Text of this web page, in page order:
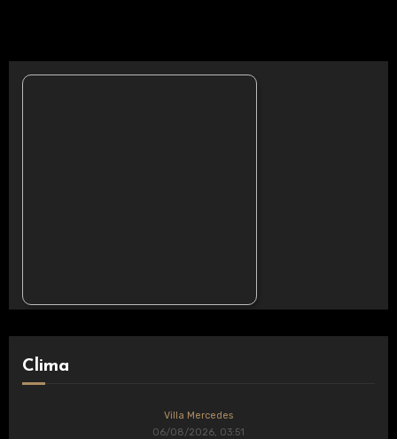
Clima
Villa Mercedes
06/08/2026, 03:51